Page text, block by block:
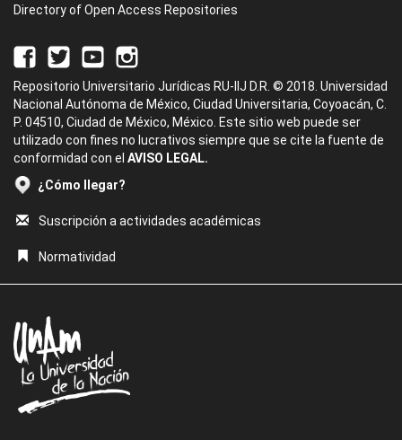
Directory of Open Access Repositories
Repositorio Universitario Jurídicas RU-IIJ D.R. © 2018. Universidad
Nacional Autónoma de México, Ciudad Universitaria, Coyoacán, C.
P. 04510, Ciudad de México, México. Este sitio web puede ser
utilizado con fines no lucrativos siempre que se cite la fuente de
conformidad con el AVISO LEGAL.
¿Cómo llegar?
Suscripción a actividades académicas
Normatividad